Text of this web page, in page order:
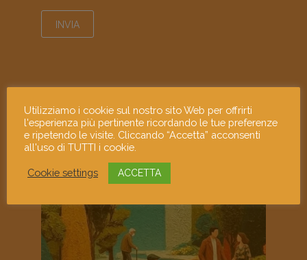
mostramiart
Utilizziamo i cookie sul nostro sito Web per offrirti
l'esperienza più pertinente ricordando le tue preferenze
e ripetendo le visite. Cliccando “Accetta” acconsenti
all'uso di TUTTI i cookie.
Cookie settings ACCETTA